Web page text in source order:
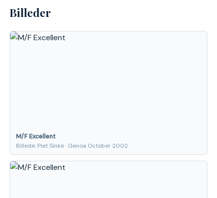
Billeder
M/F Excellent
Billede: Piet Sinke · Genoa October 2002